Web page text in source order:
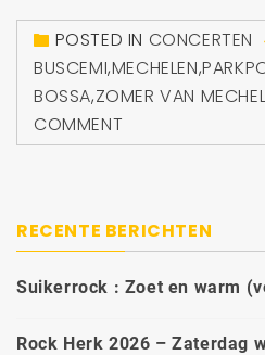
POSTED IN CONCERTEN
BUSCEMI,MECHELEN,
BOSSA,ZOMER VAN
COMMENT
RECENTE BERICHTEN
Suikerrock : Zoet en warm
Rock Herk 2026 – Zaterdag